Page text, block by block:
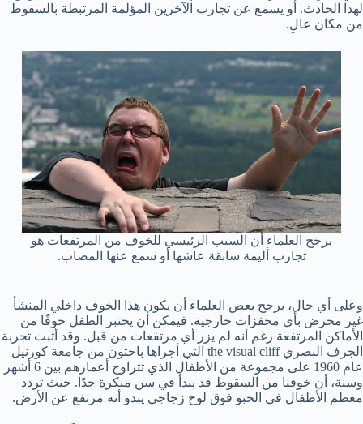
لهذا الحادث. أو يسمع عن تجارب الآخرين المؤلمة المرتبطة بالسقوط
من مكان عالِ.
يرجح العلماء أن السبب الرئيسي للخوف من المرتفعات هو
تجارب أليمة سابقة عاشها أو سمع عنها المصاب.
وعلى أي حال، يرجح بعض العلماء أن يكون هذا الخوف داخلي المنشأ
غير محرض بأي محفزات خارجية. فيمكن أن يختبر الطفل خوفًا من
الأماكن المرتفعة رغم أنه لم يزر أي مرتفعات من قبل. وقد أثبت تجربة
الجرف البصري the visual cliff التي أجراها باحثون من جامعة كورنيل
عام 1960 على مجموعة من الأطفال الذي تتراوح أعمارهم بين 6 أشهر
وسنة، أن خوفنا من السقوط قد يبدأ في سن مبكرة جدًا. حيث تردد
معظم الأطفال في الحبو فوق لوح زجاجي يبدو أنه مرتفع عن الأرض.